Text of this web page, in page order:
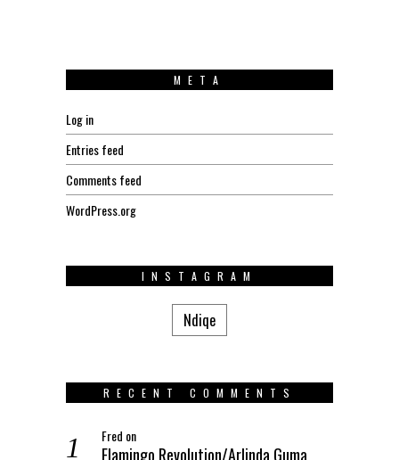
META
Log in
Entries feed
Comments feed
WordPress.org
INSTAGRAM
Ndiqe
RECENT COMMENTS
Fred on
Flamingo Revolution/Arlinda Guma